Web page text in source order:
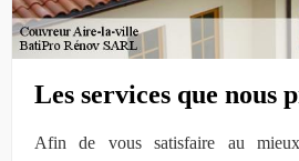
Les services que nous
Afin de vous satisfaire au